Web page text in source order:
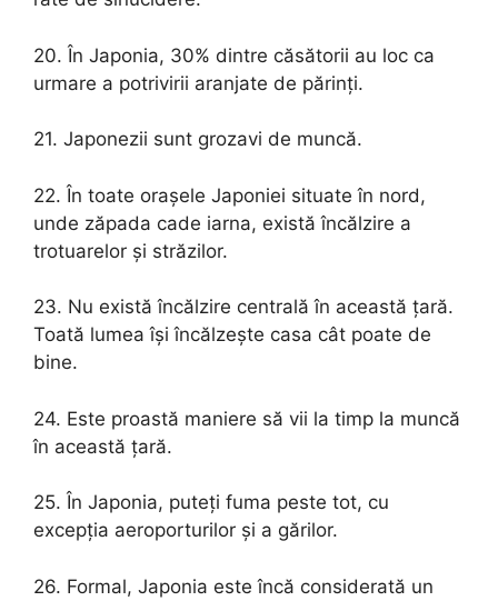
20. În Japonia, 30% dintre căsătorii au loc ca
urmare a potrivirii aranjate de părinți.
21. Japonezii sunt grozavi de muncă.
22. În toate orașele Japoniei situate în nord,
unde zăpada cade iarna, există încălzire a
trotuarelor și străzilor.
23. Nu există încălzire centrală în această țară.
Toată lumea își încălzește casa cât poate de
bine.
24. Este proastă maniere să vii la timp la muncă
în această țară.
25. În Japonia, puteți fuma peste tot, cu
excepția aeroporturilor și a gărilor.
26. Formal, Japonia este încă considerată un